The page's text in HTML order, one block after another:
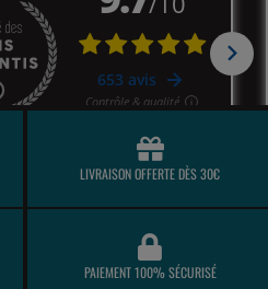
LIVRAISON OFFERTE DÈS 30€
PAIEMENT 100% SÉCURISÉ